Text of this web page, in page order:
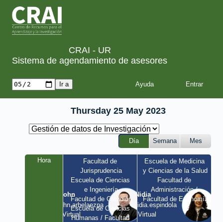
CRAI - UR
Sistema de agendamiento de asesores
Ayuda
Thursday 25 May 2023
Día Semana Mes
Hora
John
john.arbelaezpa
/ Virtual
Facultad de
Jurisprudencia
Escuela de Ciencias
e Ingeniería
Facultad de Creación
Escuela de Ciencias
Humanas / Facultad
Nidia
nidia.espindola
/ Virtual
Escuela de Medicina
y Ciencias de la Salud
Facultad de
Administración /
Facultad de Economía